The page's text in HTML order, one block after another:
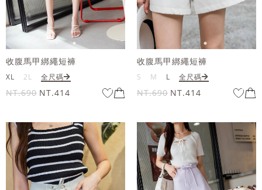
收腹馬甲綁繩短褲
XL 2L 全尺碼
NT.690 NT.414
收腹馬甲綁繩短褲
S M L 全尺碼
NT.690 NT.414